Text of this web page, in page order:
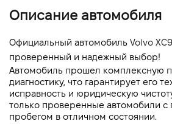
Расход топлива, л/100 км
Выбросы CO2, г/км (смешанный)
Динамика разгона 0-100 км/ч
Описание автомобиля
Официальный автомобиль Volvo
проверенный и надежный выбор!
Автомобиль прошел комплексную
диагностику, что гарантирует его
исправность и юридическую
только проверенные автомобили
пробегом в отличном состоянии.